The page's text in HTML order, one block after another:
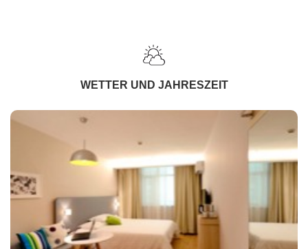
WETTER UND JAHRESZEIT